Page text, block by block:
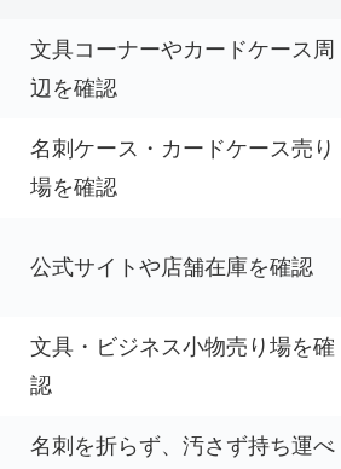
文具コーナーやカードケース周
辺を確認
名刺ケース・カードケース売り
場を確認
公式サイトや店舗在庫を確認
文具・ビジネス小物売り場を確
認
名刺を折らず、汚さず持ち運べ